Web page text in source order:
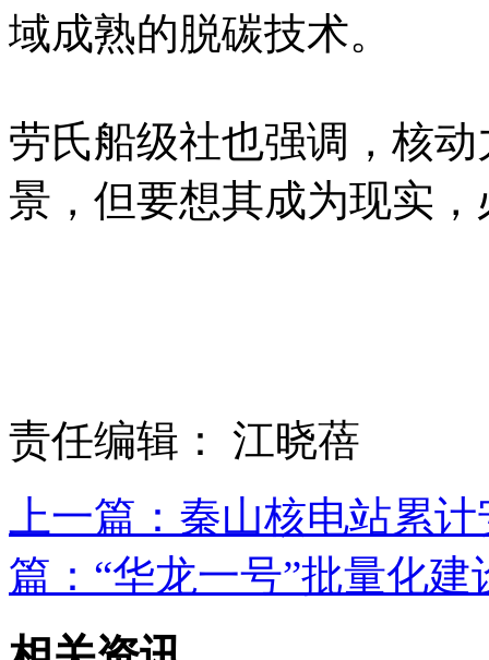
域成熟的脱碳技术。
劳氏船级社也强调，核
景，但要想其成为现实
责任编辑： 江晓蓓
上一篇：秦山核电站累
篇：“华龙一号”批量化